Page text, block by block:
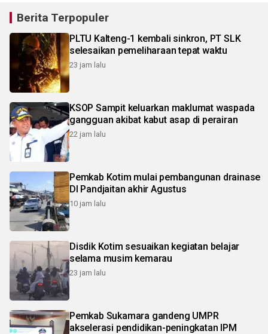
Berita Terpopuler
PLTU Kalteng-1 kembali sinkron, PT SLK
selesaikan pemeliharaan tepat waktu
23 jam lalu
KSOP Sampit keluarkan maklumat waspada
gangguan akibat kabut asap di perairan
22 jam lalu
Pemkab Kotim mulai pembangunan drainase
DI Pandjaitan akhir Agustus
10 jam lalu
Disdik Kotim sesuaikan kegiatan belajar
selama musim kemarau
23 jam lalu
Pemkab Sukamara gandeng UMPR
akselerasi pendidikan-peningkatan IPM